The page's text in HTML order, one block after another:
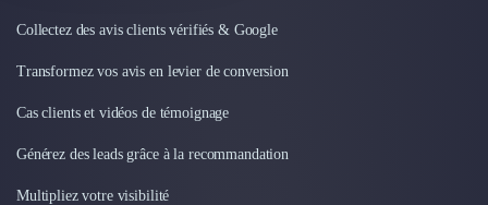
Collectez des avis clients vérifiés & Google
Transformez vos avis en levier de conversion
Cas clients et vidéos de témoignage
Générez des leads grâce à la recommandation
Multipliez votre visibilité